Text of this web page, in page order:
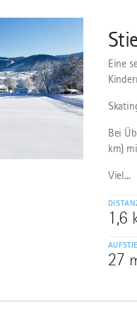
3
Eine
Bei
km)
Viel...
1,6
27